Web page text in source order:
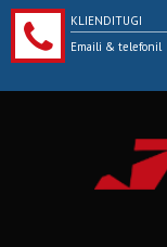
KLIENDITUGI
Emaili & telefonil